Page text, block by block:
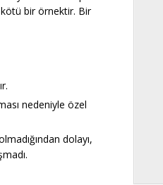
kötü bir örnektir. Bir
nedeniyle özel
dolayı,